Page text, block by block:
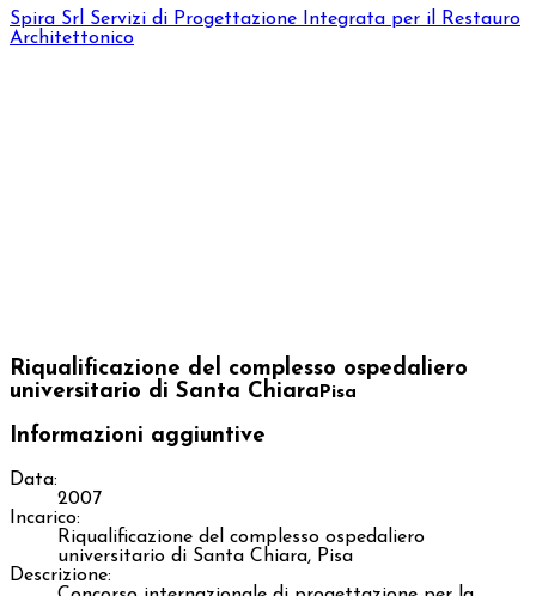
Spira Srl
Servizi di Progettazione Integrata per il Restauro
Architettonico
Riqualificazione del complesso ospedaliero
universitario di Santa Chiara Pisa
Informazioni aggiuntive
Data:
2007
Incarico:
Riqualificazione del complesso ospedaliero
universitario di Santa Chiara, Pisa
Descrizione: